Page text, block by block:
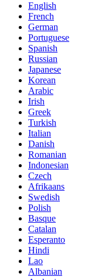
English
French
German
Portuguese
Spanish
Russian
Japanese
Korean
Arabic
Irish
Greek
Turkish
Italian
Danish
Romanian
Indonesian
Czech
Afrikaans
Swedish
Polish
Basque
Catalan
Esperanto
Hindi
Lao
Albanian